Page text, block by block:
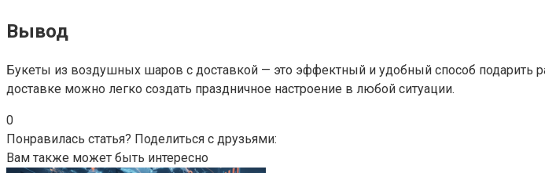
Вывод
Букеты из воздушных шаров с доставкой — это эффектный и удобный способ подарить
доставке можно легко создать праздничное настроение в любой ситуации.
0
Понравилась статья? Поделиться с друзьями:
Вам также может быть интересно